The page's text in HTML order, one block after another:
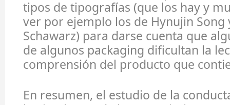
tipos de tipografías (que los hay y
ver por ejemplo los de Hynujin
Schawarz) para darse cuenta que
de algunos packaging dificultan la
comprensión del producto que
En resumen, el estudio de la